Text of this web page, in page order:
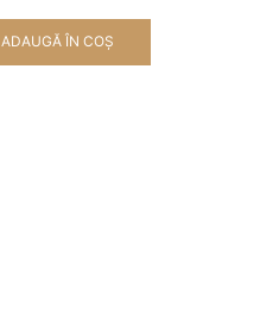
ADAUGĂ ÎN COȘ